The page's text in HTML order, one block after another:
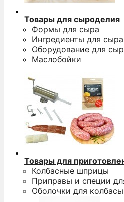
Товары для сыроделия
Формы для сыра
Ингредиенты для сыра
Оборудование для
Маслобойки
Товары для
Колбасные шприцы
Приправы и специи
Оболочки для колбасы